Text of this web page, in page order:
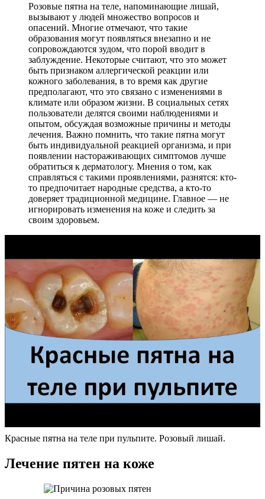
Розовые пятна на теле, напоминающие лишай,
вызывают у людей множество вопросов и
опасений. Многие отмечают, что такие
образования могут появляться внезапно и не
сопровождаются зудом, что порой вводит в
заблуждение. Некоторые считают, что это может
быть признаком аллергической реакции или
кожного заболевания, в то время как другие
предполагают, что это связано с изменениями в
климате или образом жизни. В социальных сетях
пользователи делятся своими наблюдениями и
опытом, обсуждая возможные причины и методы
лечения. Важно помнить, что такие пятна могут
быть индивидуальной реакцией организма, и при
появлении настораживающих симптомов лучше
обратиться к дерматологу. Мнения о том, как
справляться с такими проявлениями, разнятся: кто-
то предпочитает народные средства, а кто-то
доверяет традиционной медицине. Главное — не
игнорировать изменения на коже и следить за
своим здоровьем.
Красные пятна на теле при пульпите. Розовый лишай.
Лечение пятен на коже